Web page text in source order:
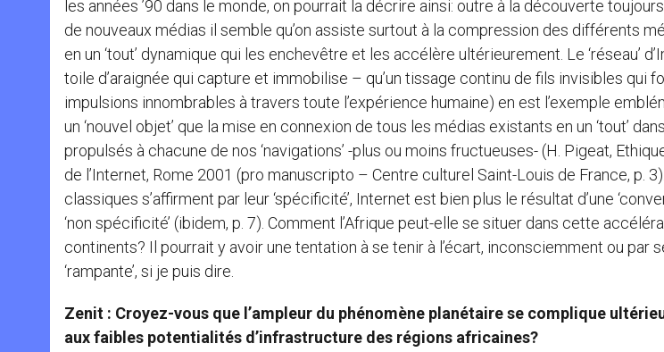
les années ’90 dans le monde, on pourrait la décrire ainsi: outre à la découverte
de nouveaux médias il semble qu’on assiste surtout à la compression des différents
en un ‘tout’ dynamique qui les enchevêtre et les accélère ultérieurement. Le ‘réseau’
toile d’araignée qui capture et immobilise – qu’un tissage continu de fils invisibles qui font
impulsions innombrables à travers toute l’expérience humaine) en est l’exemple
un ‘nouvel objet’ que la mise en connexion de tous les médias existants en un ‘tout’
propulsés à chacune de nos ‘navigations’ -plus ou moins fructueuses- (H. Pigeat,
de l’Internet, Rome 2001 (pro manuscripto – Centre culturel Saint-Louis de France, p.
classiques s’affirment par leur ‘spécificité’, Internet est bien plus le résultat d’une
‘non spécificité’ (ibidem, p. 7). Comment l’Afrique peut-elle se situer dans cette
continents? Il pourrait y avoir une tentation à se tenir à l’écart, inconsciemment ou par
‘rampante’, si je puis dire.
Zenit : Croyez-vous que l’ampleur du phénomène planétaire se complique
aux faibles potentialités d’infrastructure des régions africaines?